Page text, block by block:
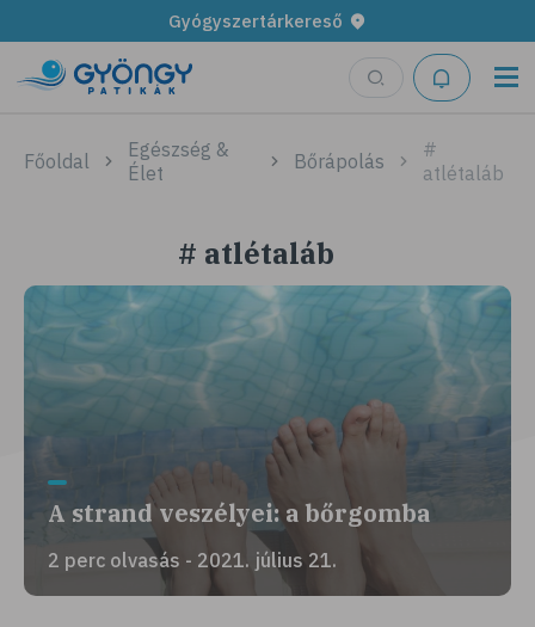
Gyógyszertárkereső
Főoldal
Egészség &
Élet
Bőrápolás
#
atlétaláb
# atlétaláb
A strand veszélyei: a bőrgomba
2 perc olvasás - 2021. július 21.